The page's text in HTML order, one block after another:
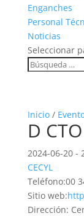
Enganches
Personal
Noticias
Seleccionar
Inicio/
D
2024-06-20 -
CECYL
Teléfono:00
Sitio web:
Dirección: